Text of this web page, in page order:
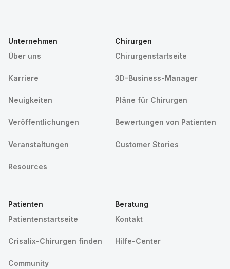
Unternehmen
Über uns
Karriere
Neuigkeiten
Veröffentlichungen
Veranstaltungen
Resources
Chirurgen
Chirurgenstartseite
3D-Business-Manager
Pläne für Chirurgen
Bewertungen von Patienten
Customer Stories
Patienten
Patientenstartseite
Crisalix-Chirurgen finden
Community
Beratung
Kontakt
Hilfe-Center